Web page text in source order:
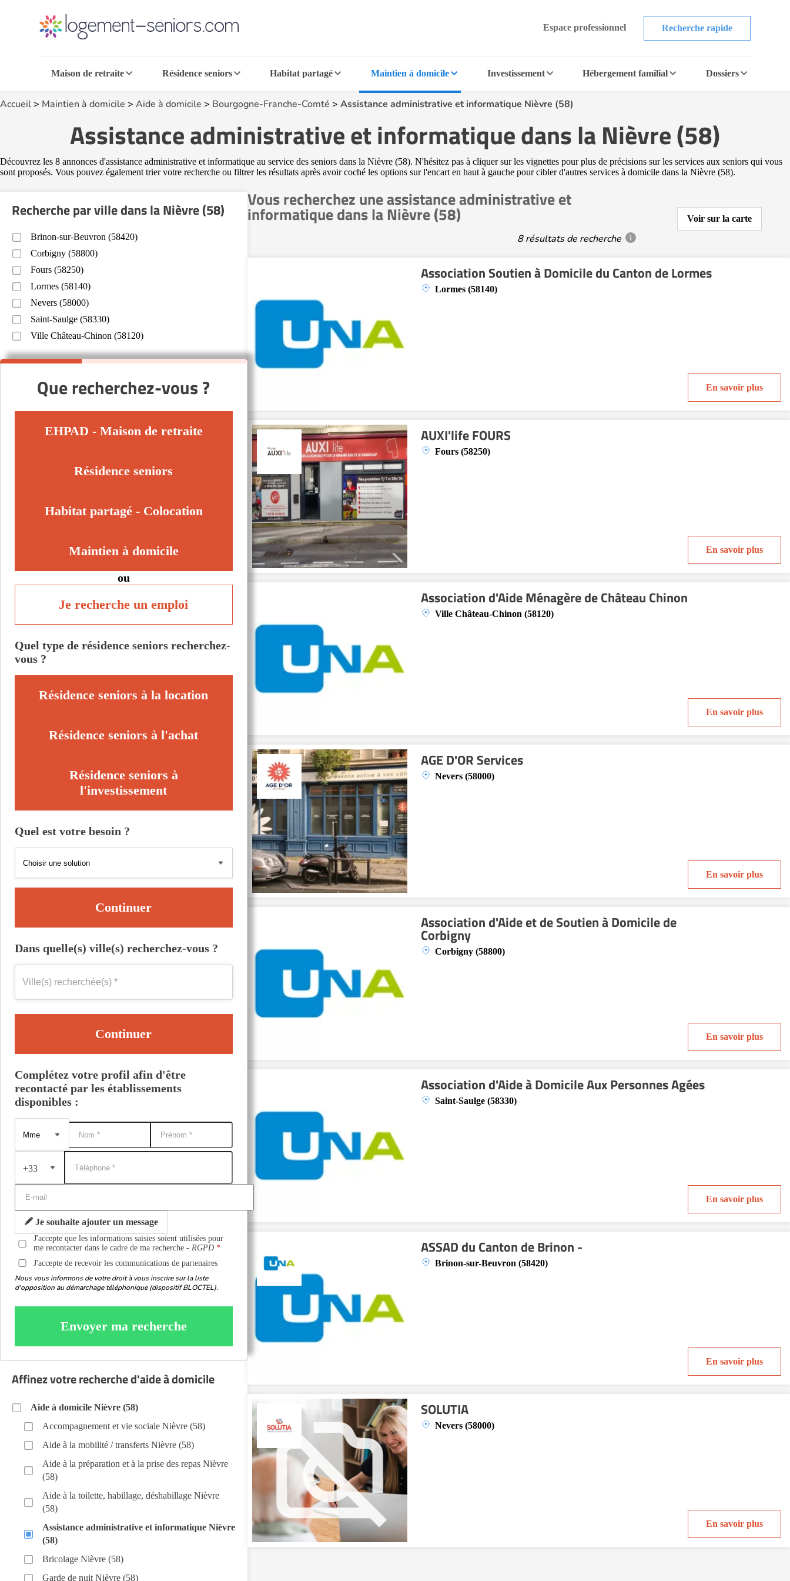
Espace professionnel Recherche rapide
Maison de retraite Résidence seniors Habitat partagé Maintien à domicile Investissement Hébergement familial Dossiers
Accueil> Maintien à domicile > Aide à domicile > Bourgogne-Franche-Comté > Assistance administrative et informatique Nièvre (58)
Assistance administrative et informatique dans la Nièvre (58)
Découvrez les 8 annonces d'assistance administrative et informatique au service des seniors dans la Nièvre (58). N'hésitez pas à cliquer sur les vignettes pour plus de précisions sur les services aux seniors qui vous
sont proposés. Vous pouvez également trier votre recherche ou filtrer les résultats après avoir coché les options sur l'encart en haut à gauche pour cibler d'autres services à domicile dans la Nièvre (58).
Vous recherchez une assistance administrative et
informatique dans la Nièvre (58)
8 résultats de recherche
Voir sur la carte
Association Soutien à Domicile du Canton de Lormes
Lormes (58140)
En savoir plus
AUXI'life FOURS
Fours (58250)
En savoir plus
Association d'Aide Ménagère de Château Chinon
Ville Château-Chinon (58120)
En savoir plus
AGE D'OR Services
Nevers (58000)
En savoir plus
Association d'Aide et de Soutien à Domicile de
Corbigny
Corbigny (58800)
En savoir plus
Association d'Aide à Domicile Aux Personnes Agées
Saint-Saulge (58330)
En savoir plus
ASSAD du Canton de Brinon -
Brinon-sur-Beuvron (58420)
En savoir plus
SOLUTIA
Nevers (58000)
En savoir plus
Recherche par ville dans la Nièvre (58)
Brinon-sur-Beuvron (58420)
Corbigny (58800)
Fours (58250)
Lormes (58140)
Nevers (58000)
Saint-Saulge (58330)
Ville Château-Chinon (58120)
Que recherchez-vous ?
EHPAD - Maison de retraite
Résidence seniors
Habitat partagé - Colocation
Maintien à domicile
ou
Je recherche un emploi
Quel type de résidence seniors recherchez-
vous ?
Résidence seniors à la location
Résidence seniors à l'achat
Résidence seniors à
l'investissement
Quel est votre besoin ?
Continuer
Dans quelle(s) ville(s) recherchez-vous ?
Continuer
Complétez votre profil afin d'être
recontacté par les établissements
disponibles :
+33
Je souhaite ajouter un message
J'accepte que les informations saisies soient utilisées pour
me recontacter dans le cadre de ma recherche -RGPD
J'accepte de recevoir les communications de partenaires
Nous vous informons de votre droit à vous inscrire sur la liste
d'opposition au démarchage téléphonique (dispositif BLOCTEL).
Envoyer ma recherche
Affinez votre recherche d'aide à domicile
Aide à domicile Nièvre (58)
Accompagnement et vie sociale Nièvre (58)
Aide à la mobilité / transferts Nièvre (58)
Aide à la préparation et à la prise des repas Nièvre
(58)
Aide à la toilette, habillage, déshabillage Nièvre
(58)
Assistance administrative et informatique Nièvre
(58)
Bricolage Nièvre (58)
Garde de nuit Nièvre (58)